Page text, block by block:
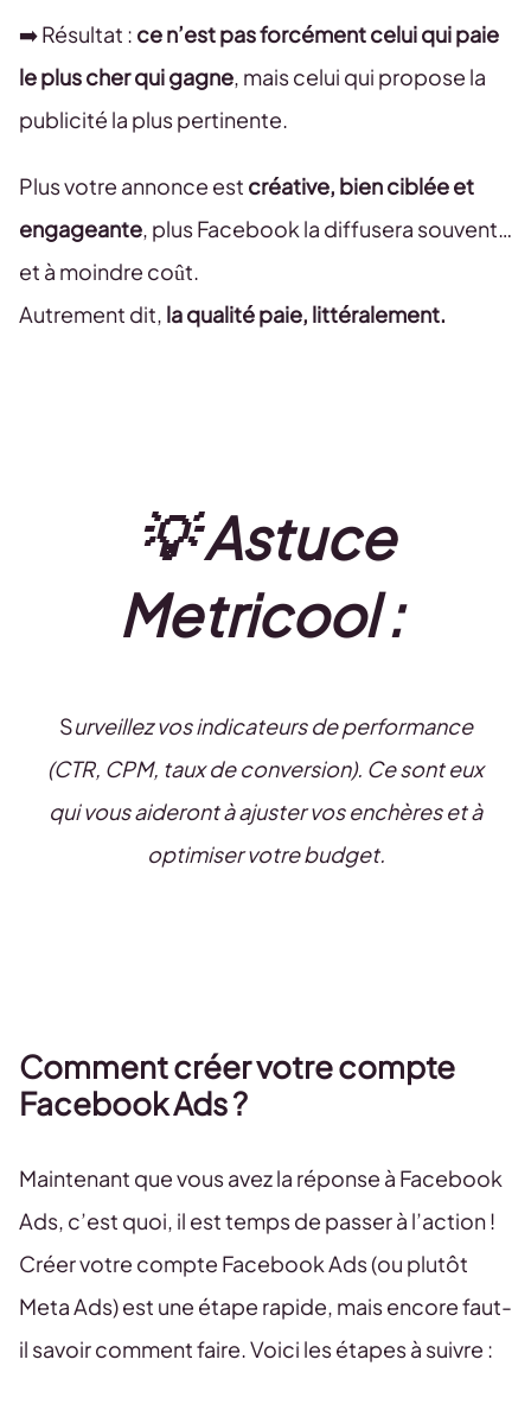
➡️ Résultat : ce n’est pas forcément celui qui paie
le plus cher qui gagne, mais celui qui propose la
publicité la plus pertinente.
Plus votre annonce est créative, bien ciblée et
engageante, plus Facebook la diffusera souvent…
et à moindre coût.
Autrement dit, la qualité paie, littéralement.
💡 Astuce
Metricool :
Surveillez vos indicateurs de performance
(CTR, CPM, taux de conversion). Ce sont eux
qui vous aideront à ajuster vos enchères et à
optimiser votre budget.
Comment créer votre compte
Facebook Ads ?
Maintenant que vous avez la réponse à Facebook
Ads, c’est quoi, il est temps de passer à l’action !
Créer votre compte Facebook Ads (ou plutôt
Meta Ads) est une étape rapide, mais encore faut-
il savoir comment faire. Voici les étapes à suivre :